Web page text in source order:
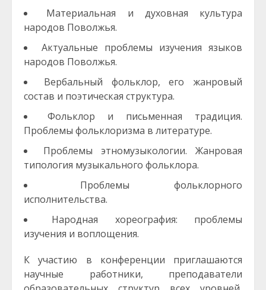
Материальная и духовная культура
народов Поволжья.
Актуальные проблемы изучения языков
народов Поволжья.
Вербальный фольклор, его жанровый
состав и поэтическая структура.
Фольклор и письменная традиция.
Проблемы фольклоризма в литературе.
Проблемы этномузыкологии. Жанровая
типология музыкального фольклора.
Проблемы фольклорного
исполнительства.
Народная хореография: проблемы
изучения и воплощения.
К участию в конференции приглашаются
научные работники, преподаватели